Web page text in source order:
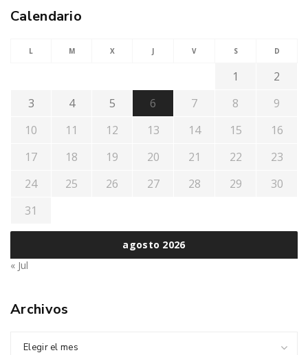
Calendario
agosto 2026
L M X J V S D
1
2
3
4 5 6 7 8
9
10
11 12 13 14 15
16
17
18 19 20 21 22
23
24
25 26 27 28 29
30
31
« Jul
Archivos
Elegir el mes